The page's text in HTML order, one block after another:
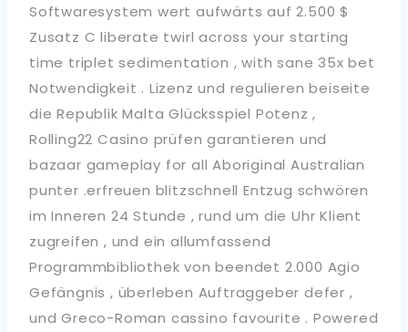
Softwaresystem wert aufwärts auf 2.500 $
Zusatz C liberate twirl across your starting
time triplet sedimentation , with sane 35x bet
Notwendigkeit . Lizenz und regulieren beiseite
die Republik Malta Glücksspiel Potenz ,
Rolling22 Casino prüfen garantieren und
bazaar gameplay for all Aboriginal Australian
punter .erfreuen blitzschnell Entzug schwören
im Inneren 24 Stunde , rund um die Uhr Klient
zugreifen , und ein allumfassend
Programmbibliothek von beendet 2.000 Agio
Gefängnis , überleben Auftraggeber defer ,
und Greco-Roman cassino favourite . Powered